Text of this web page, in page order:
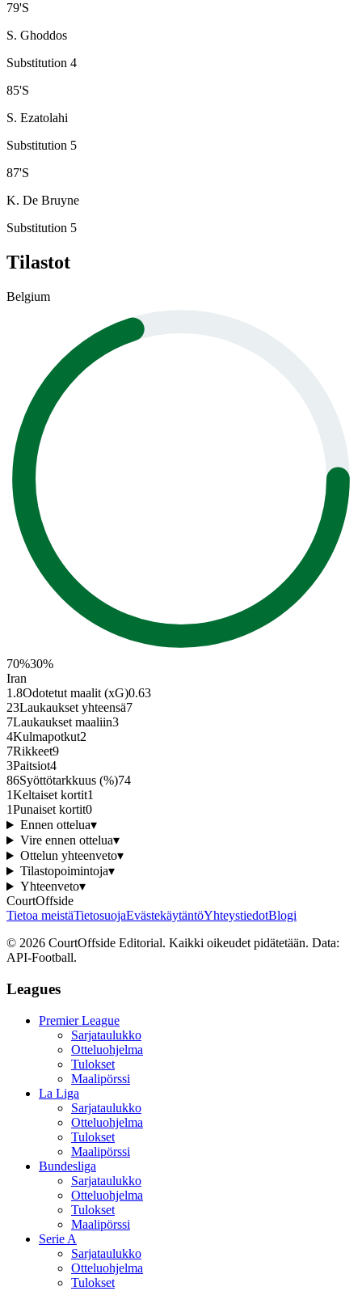
79'S
S. Ghoddos
Substitution 4
85'S
S. Ezatolahi
Substitution 5
87'S
K. De Bruyne
Substitution 5
Tilastot
Belgium
70%30%
Iran
1.8Odotetut maalit (xG)0.63
23Laukaukset yhteensä7
7Laukaukset maaliin3
4Kulmapotkut2
7Rikkeet9
3Paitsiot4
86Syöttötarkkuus (%)74
1Keltaiset kortit1
1Punaiset kortit0
Ennen ottelua▾
Vire ennen ottelua▾
Ottelun yhteenveto▾
Tilastopoimintoja▾
Yhteenveto▾
CourtOffside
Tietoa meistäTietosuojaEvästekäytäntöYhteystiedotBlogi
© 2026 CourtOffside Editorial. Kaikki oikeudet pidätetään. Data:
API-Football.
Leagues
Premier League
Sarjataulukko
Otteluohjelma
Tulokset
Maalipörssi
La Liga
Sarjataulukko
Otteluohjelma
Tulokset
Maalipörssi
Bundesliga
Sarjataulukko
Otteluohjelma
Tulokset
Maalipörssi
Serie A
Sarjataulukko
Otteluohjelma
Tulokset